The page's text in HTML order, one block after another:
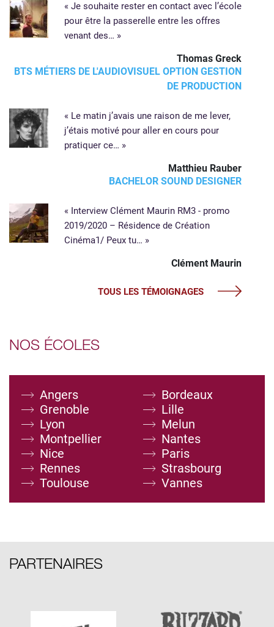
« Je souhaite rester en contact avec l’école
pour être la passerelle entre les offres
venant des… »
Thomas Greck
BTS MÉTIERS DE L'AUDIOVISUEL OPTION GESTION
DE PRODUCTION
« Le matin j’avais une raison de me lever,
j’étais motivé pour aller en cours pour
pratiquer ce… »
Matthieu Rauber
BACHELOR SOUND DESIGNER
« Interview Clément Maurin RM3 - promo
2019/2020 – Résidence de Création
Cinéma​ 1/ Peux tu… »
Clément Maurin
TOUS LES TÉMOIGNAGES
NOS ÉCOLES
Angers
Bordeaux
Grenoble
Lille
Lyon
Melun
Montpellier
Nantes
Nice
Paris
Rennes
Strasbourg
Toulouse
Vannes
PARTENAIRES